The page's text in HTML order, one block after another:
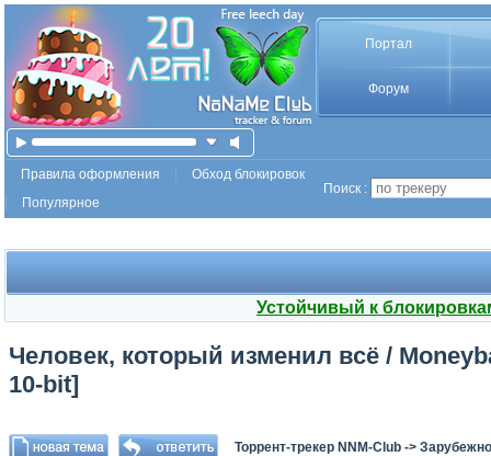
Портал
Форум
Правила оформления
Обход блокировок
Популярное
Поиск :
Устойчивый к
Человек, который изменил всё /
10-bit]
Торрент-трекер NNM-Club ->